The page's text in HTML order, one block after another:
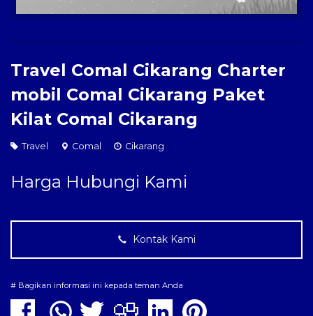
Travel Comal Cikarang Charter
mobil Comal Cikarang Paket
Kilat Comal Cikarang
Travel Comal Cikarang
Harga Hubungi Kami
Kontak Kami
# Bagikan informasi ini kepada teman Anda